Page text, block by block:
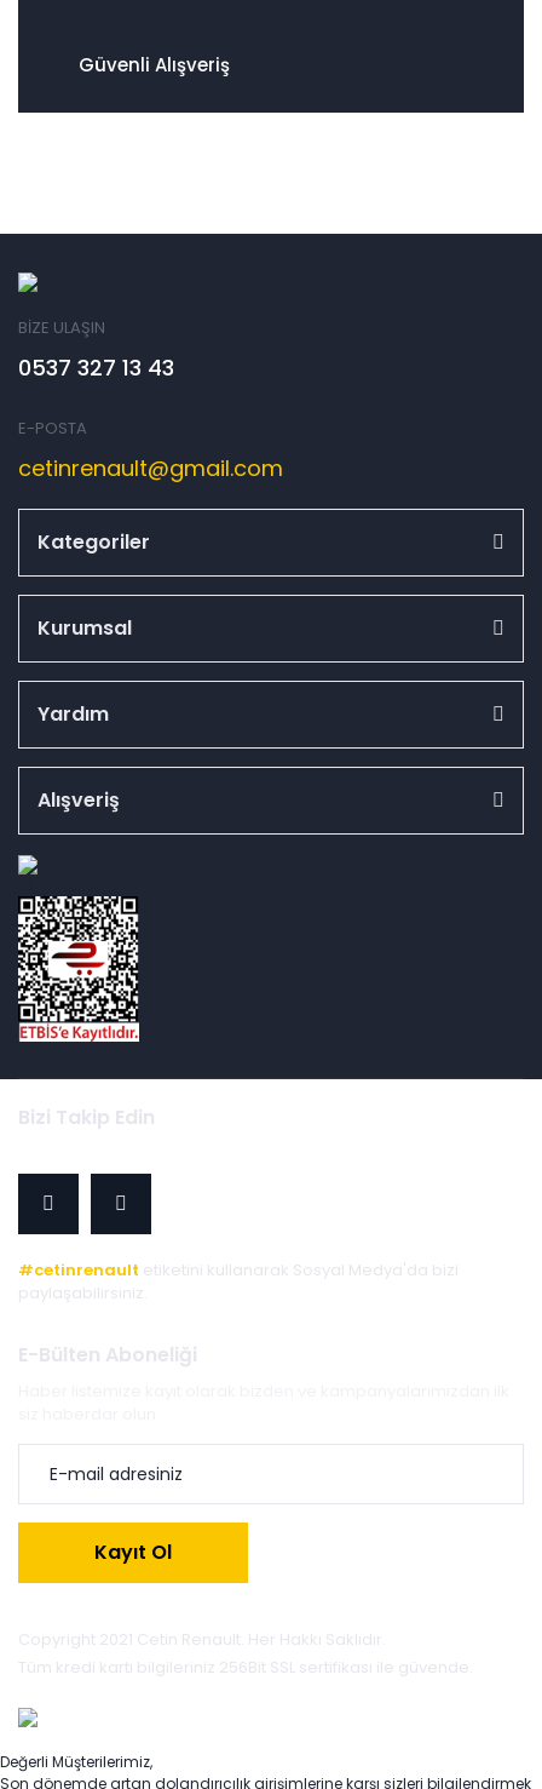
Güvenli Alışveriş
BİZE ULAŞIN
0537 327 13 43
E-POSTA
cetinrenault@gmail.com
Kategoriler
Kurumsal
Yardım
Alışveriş
Bizi Takip Edin
#cetinrenault etiketini kullanarak Sosyal Medya'da bizi
paylaşabilirsiniz.
E-Bülten Aboneliği
Kayıt Ol
Copyright 2021 Cetin Renault. Her Hakkı Saklıdır.
Tüm kredi kartı bilgileriniz 256Bit SSL sertifikası ile güvende.
Değerli Müşterilerimiz,
Son dönemde artan dolandırıcılık girişimlerine karşı sizleri bilgilendirmek